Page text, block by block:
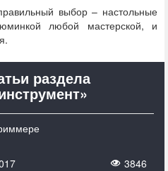
выбор – настольные
любой мастерской, и
раздела
3846